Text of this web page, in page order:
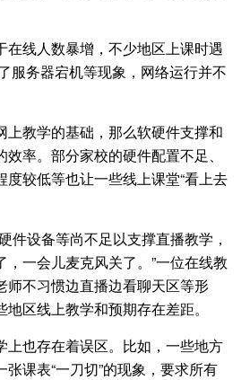
线人数暴增，不少地区上课时遇
服务器宕机等现象，网络运行并不
教学的基础，那么软硬件支撑和
率。部分家校的硬件配置不足、
度较低等也让一些线上课堂“看上去
设备等尚不足以支撑直播教学，
一会儿麦克风关了。”一位在线教
师不习惯边直播边看聊天区等形
区线上教学和预期存在差距。
也存在着误区。比如，一些地方
课表“一刀切”的现象，要求所有